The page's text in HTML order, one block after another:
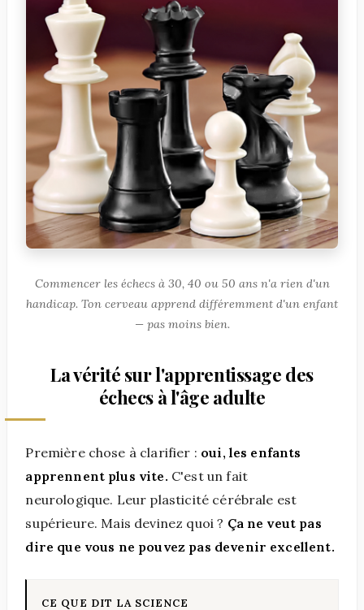
Commencer les échecs à 30, 40 ou 50 ans n'a rien d'un
handicap. Ton cerveau apprend différemment d'un enfant
— pas moins bien.
La vérité sur l'apprentissage des
échecs à l'âge adulte
Première chose à clarifier : oui, les enfants
apprennent plus vite. C'est un fait
neurologique. Leur plasticité cérébrale est
supérieure. Mais devinez quoi ? Ça ne veut pas
dire que vous ne pouvez pas devenir excellent.